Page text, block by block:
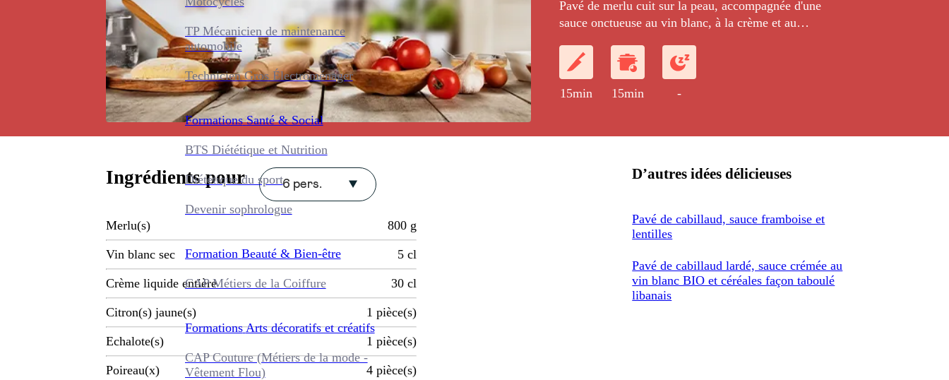
TP Mécanicien de maintenance
automobile
Technicien Gros Électroménager
Formations Santé & Social
BTS Diététique et Nutrition
Diététique du sport
Devenir sophrologue
Formation Beauté & Bien-être
CAP Métiers de la Coiffure
Formations Arts décoratifs et créatifs
CAP Couture (Métiers de la mode -
Vêtement Flou)
Pavé de merlu cuit sur la peau, accompagnée d'une
sauce onctueuse au vin blanc, à la crème et au
15min 15min -
Ingrédients pour 6 pers.
Merlu(s) 800 g
Vin blanc sec 5 cl
Crème liquide entière 30 cl
Citron(s) jaune(s) 1 pièce(s)
Echalote(s) 1 pièce(s)
Poireau(x) 4 pièce(s)
D’autres idées délicieuses
Pavé de cabillaud, sauce framboise et
lentilles
Pavé de cabillaud lardé, sauce crémée au
vin blanc BIO et céréales façon taboulé
libanais